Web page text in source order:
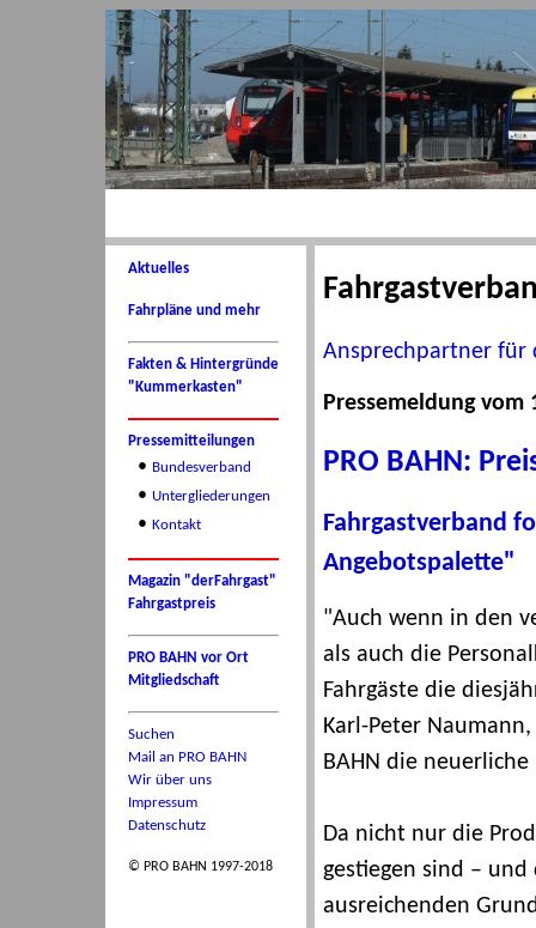
Aktuelles
Fahrpläne und mehr
Fakten & Hintergründe
"Kummerkasten"
Pressemitteilungen
• Bundesverband
• Untergliederungen
• Kontakt
Magazin "derFahrgast"
Fahrgastpreis
PRO BAHN vor Ort
Mitgliedschaft
Suchen
Mail an PRO BAHN
Wir über uns
Impressum
Datenschutz
© PRO BAHN 1997-2018
Ansprechpartner für
Pressemeldung vom
PRO BAHN:
Fahrgastverband
Angebotspalette"
"Auch wenn in den
als auch die
Fahrgäste die
Karl-Peter
BAHN die
Da nicht nur die
gestiegen sind –
ausreichenden